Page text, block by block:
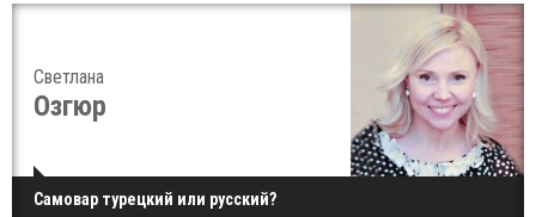
Светлана
Озгюр
Самовар турецкий или русский?